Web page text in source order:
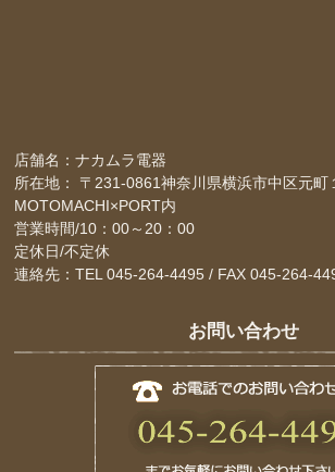
店舗名：ナカムラ電器
所在地： 〒231-0861神奈川県横浜市中区元町
MOTOMACHI×PORT内
営業時間/10：00～20：00
定休日/不定休
連絡先：TEL 045-264-4495 / FAX 045-264-
お問い合わせ